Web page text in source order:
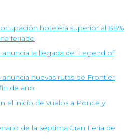
hotelera superior al 88%
feriado
la llegada del Legend of
nuevas rutas de Frontier
de año
el inicio de vuelos a Ponce y
de la séptima Gran Feria de